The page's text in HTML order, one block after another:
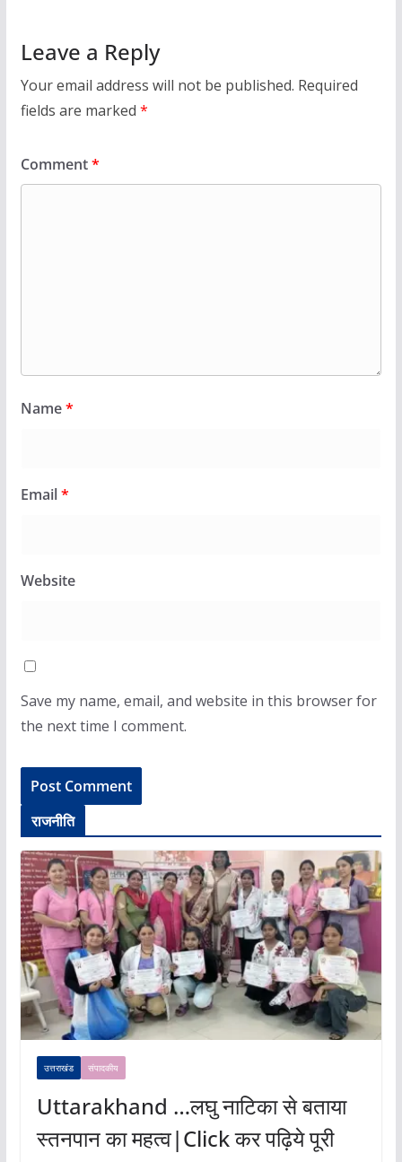
Leave a Reply
Your email address will not be published. Required
fields are marked *
Comment*
Name*
Email*
Website
Save my name, email, and website in this browser for
the next time I comment.
राजनीति
उत्तराखंड संपादकीय
Uttarakhand …लघु नाटिका से बताया
स्तनपान का महत्व|Click कर पढ़िये पूरी